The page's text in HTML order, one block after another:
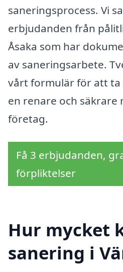
saneringsprocess. Vi
erbjudanden från
Åsaka som har
av saneringsarbete.
vårt formulär för att
en renare och säkrare
företag.
Få 3 erbjudanden,
förpliktelser
Hur mycket
sanering i